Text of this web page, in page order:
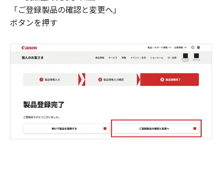
「ご登録製品の確認と変更へ」
ボタンを押す